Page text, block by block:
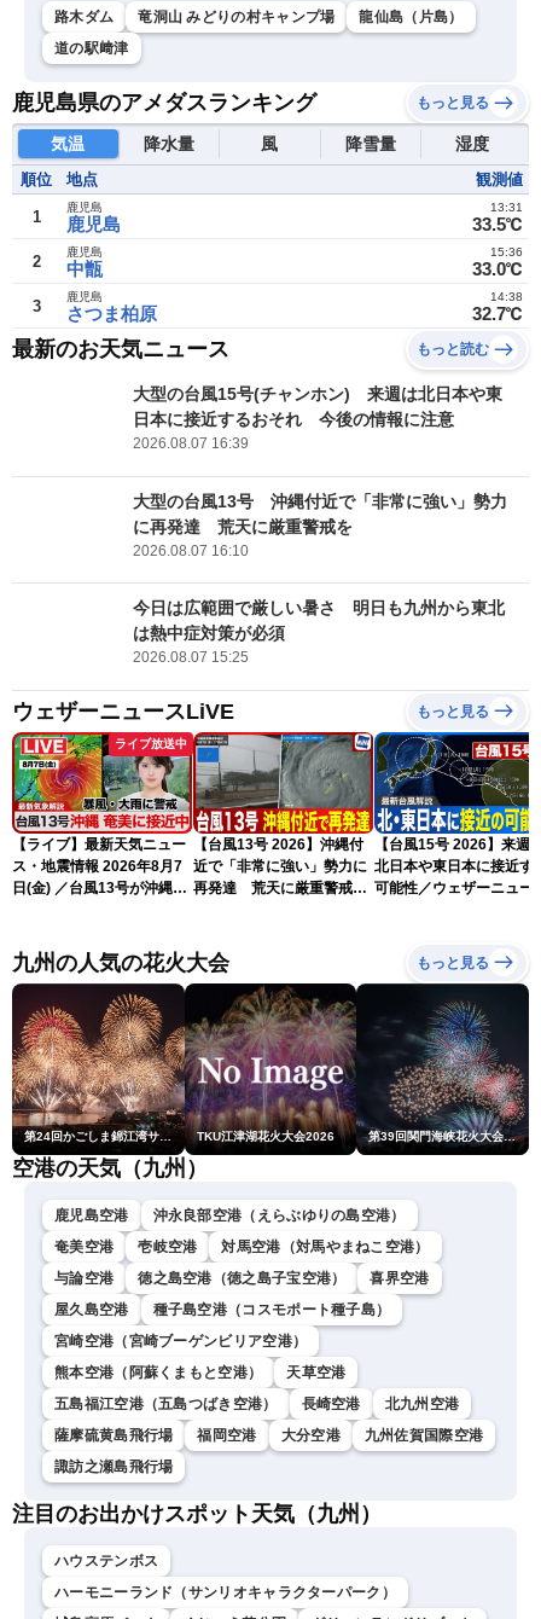
路木ダム 竜洞山 みどりの村キャンプ場
龍仙島（片島）
道の駅﨑津
鹿児島県のアメダスランキング もっと見る
気温 降水量 風 降雪量 湿度
順位 地点 観測値
1 鹿児島
鹿児島
33.5℃
13:31
2 中甑
鹿児島
33.0℃
15:36
3 さつま柏原
鹿児島
32.7℃
14:38
最新のお天気ニュース もっと読む
大型の台風15号(チャンホン) 来週は北日本や東
日本に接近するおそれ 今後の情報に注意
2026.08.07 16:39
大型の台風13号 沖縄付近で「非常に強い」勢力
に再発達 荒天に厳重警戒を
2026.08.07 16:10
今日は広範囲で厳しい暑さ 明日も九州から東北
は熱中症対策が必須
2026.08.07 15:25
ウェザーニュースLiVE もっと見る
ライブ放送中
【ライブ】最新天気ニュー
ス・地震情報 2026年8月7
日(金) ／台風13号が沖縄・
ュースLiVEイブニング・小
川千奈／内藤邦裕〉
【台風13号 2026】沖縄付
近で「非常に強い」勢力に
再発達 荒天に厳重警戒を
【台風15号 2026】来週
北日本や東日本に接近す
可能性／ウェザーニュー
九州の人気の花火大会 もっと見る
第24回かごしま錦江湾サマーナイト大花火大会 TKU江津湖花火大会2026 第39回関門海峡花火大会(門司側)
空港の天気（九州）
鹿児島空港
沖永良部空港（えらぶゆりの島空港）
奄美空港
壱岐空港
対馬空港（対馬やまねこ空港）
与論空港
徳之島空港（徳之島子宝空港）
喜界空港
屋久島空港
種子島空港（コスモポート種子島）
宮崎空港（宮崎ブーゲンビリア空港）
熊本空港（阿蘇くまもと空港）
天草空港
五島福江空港（五島つばき空港）
長崎空港
北九州空港
薩摩硫黄島飛行場
福岡空港 大分空港
九州佐賀国際空港
諏訪之瀬島飛行場
注目のお出かけスポット天気（九州）
ハウステンボス
ハーモニーランド（サンリオキャラクターパーク）